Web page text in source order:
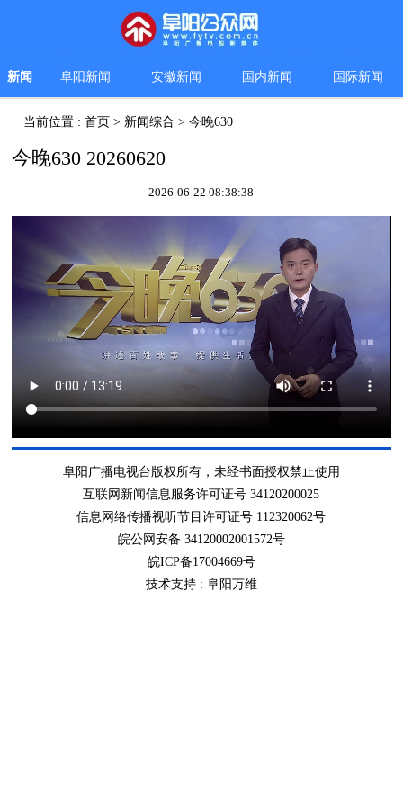
新闻 阜阳新闻 安徽新闻 国内新闻 国际新闻
当前位置 :首页 > 新闻综合 >今晚630
今晚630 20260620
2026-06-22 08:38:38
阜阳广播电视台版权所有，未经书面授权禁止使用
互联网新闻信息服务许可证号 34120200025
信息网络传播视听节目许可证号 112320062号
皖公网安备 34120002001572号
皖ICP备17004669号
技术支持 : 阜阳万维